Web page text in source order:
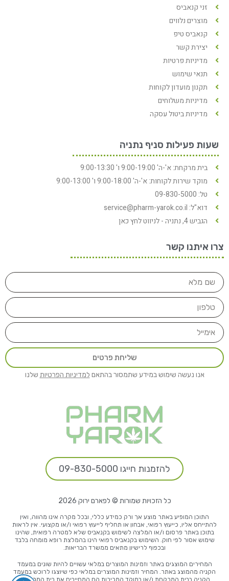
זני קנאביס
מוצרים נלווים
קנאביס טיפ
יצירת קשר
מדיניות פרטיות
תנאי שימוש
תקנון מועדון לקוחות
מדיניות משלוחים
מדיניות ביטול עסקה
שעות פעילות סניף נתניה
בית מרקחת: א'-ה' 9:00-19:00 ו' 9:00-13:30
מוקד שירות לקוחות: א'-ה' 9:00-18:00 ו' 9:00-13:00
טל: 09-830-5000
דוא"ל: service@pharm-yarok.co.il
הגביש 4, נתניה - לניווט לחץ כאן
צרו איתנו קשר
שליחת פרטים
אנו נעשה שימוש במידע שתמסור בהתאם למדיניות הפרטיות שלנו
להזמנות חייגו 09-830-5000
כל הזכויות שמורות © לפארם ירוק 2026
התוכן המופיע באתר מוצע אך ורק כמידע כללי, ובכל מקרה אינו מהווה, ואין
להתייחס אליו, כייעוץ רפואי, אבחון או תחליף לייעוץ רפואי ו/או מקצועי. אין לראות
בתוכן באתר פרסום ו/או המלצה לשימוש בקנאביס שלא למטרה רפואית, שהינו
שימוש אסור לפי חוק. השימוש בקנאביס רפואי הינו בהמלצת רופא מומחה בלבד
ובכפוף לרישיון מתאים ממשרד הבריאות.
המחירים המוצגים באתר וזמינות המוצרים במלאי עשויים להיות שונים במעמד
הקניה מהמוצג באתר. המחיר וזמינות המוצרים במלאי כפי שיוצגו לרוכש במעמד
הקניה בבית המרקחת ו/או במוקד המכירות הם המחייבים את בית המרקחת.